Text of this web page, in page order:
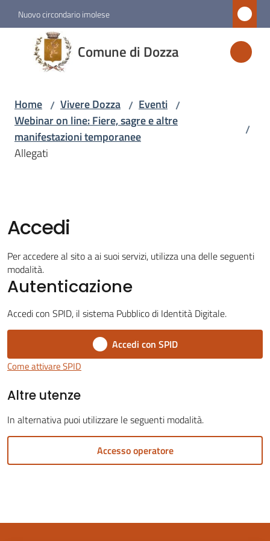
Vai al contenuto
Vai alla navigazione
Vai al footer
Nuovo circondario imolese
Comune di Dozza
Comune
di
Dozza
Amministrazione
Vivere
Dozza
Menu selezionato
on-
Tutti
Home / Vivere Dozza / Eventi /
Webinar on line: Fiere, sagre e altre
manifestazioni temporanee
/
Allegati
Accedi
Per accedere al sito a ai suoi servizi, utilizza una delle seguenti
modalità.
Autenticazione
Accedi con SPID, il sistema Pubblico di Identità Digitale.
Accedi con SPID
Come attivare SPID
Altre utenze
In alternativa puoi utilizzare le seguenti modalità.
Accesso operatore